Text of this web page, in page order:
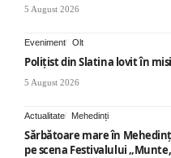
5 August 2026
Eveniment Olt
Polițist din Slatina lovit în
5 August 2026
Actualitate Mehedinți
Sărbătoare mare în
pe scena Festivalului